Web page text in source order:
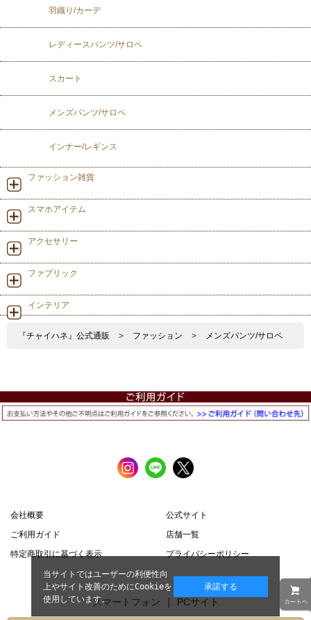
羽織り/カーデ
レディースパンツ/サロペ
スカート
メンズパンツ/サロペ
インナー/レギンス
ファッション雑貨
スマホアイテム
アクセサリー
ファブリック
インテリア
『チャイハネ』公式通販 > ファッション > メンズパンツ/サロペ
会社概要
公式サイト
ご利用ガイド
店舗一覧
特定商取引に基づく表示
プライバシーポリシー
スマートフォン | PCサイト
当サイトではユーザーの利便性向
上やサイト改善のためにCookieを
使用しています。
承諾する